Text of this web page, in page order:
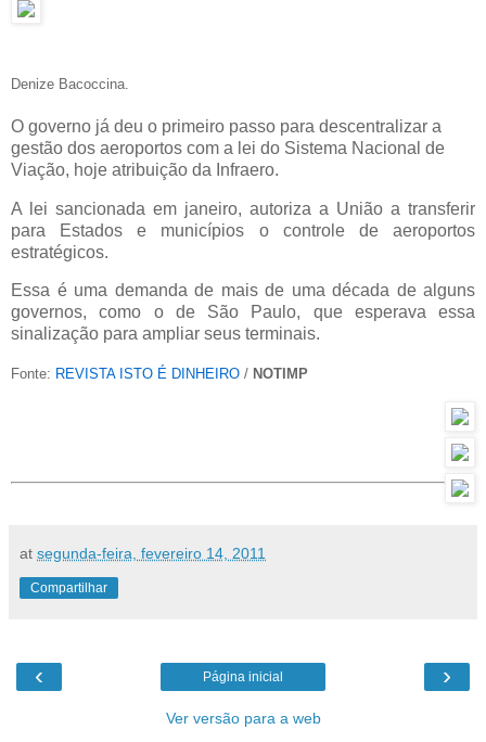
Denize Bacoccina.
O governo já deu o primeiro passo para descentralizar a
gestão dos aeroportos com a lei do Sistema Nacional de
Viação, hoje atribuição da Infraero.
A lei sancionada em janeiro, autoriza a União a transferir
para Estados e municípios o controle de aeroportos
estratégicos.
Essa é uma demanda de mais de uma década de alguns
governos, como o de São Paulo, que esperava essa
sinalização para ampliar seus terminais.
Fonte: REVISTA ISTO É DINHEIRO / NOTIMP
at segunda-feira, fevereiro 14, 2011
Compartilhar
‹ ›
Página inicial
Ver versão para a web